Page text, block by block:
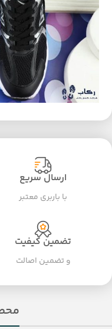
ارسال سریع
با باربری معتبر
تضمین کیفیت
و تضمین اصالت